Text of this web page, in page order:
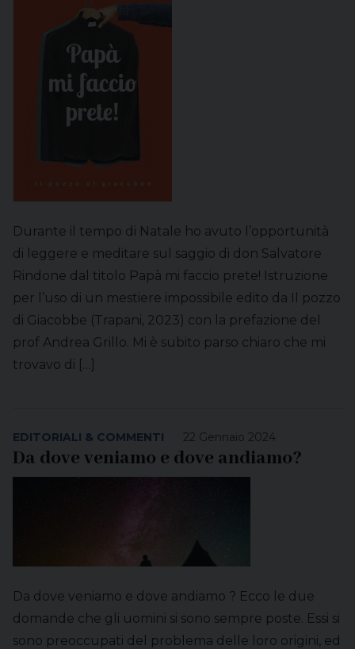
Durante il tempo di Natale ho avuto l’opportunità
di leggere e meditare sul saggio di don Salvatore
Rindone dal titolo Papà mi faccio prete! Istruzione
per l’uso di un mestiere impossibile edito da Il pozzo
di Giacobbe (Trapani, 2023) con la prefazione del
prof Andrea Grillo. Mi è subito parso chiaro che mi
trovavo di […]
22 Gennaio 2024
EDITORIALI & COMMENTI
Da dove veniamo e dove andiamo?
Da dove veniamo e dove andiamo ? Ecco le due
domande che gli uomini si sono sempre poste. Essi si
sono preoccupati del problema delle loro origini, ed